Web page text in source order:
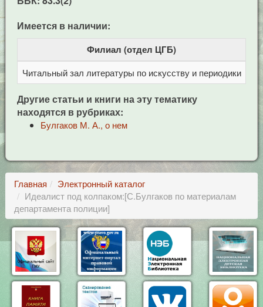
Имеется в наличии:
Филиал (отдел ЦГБ)
Читальный зал литературы по искусству и периодики
Другие статьи и книги на эту тематику
находятся в рубриках:
Булгаков М. А., о нем
Главная
Электронный каталог
Идеалист под колпаком:[С.Булгаков по материалам
департамента полиции]